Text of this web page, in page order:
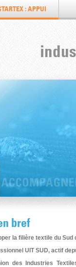
: APPUI
bref
la filière textile du Sud
UIT SUD, actif
des Industries